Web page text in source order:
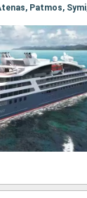
Patmos,